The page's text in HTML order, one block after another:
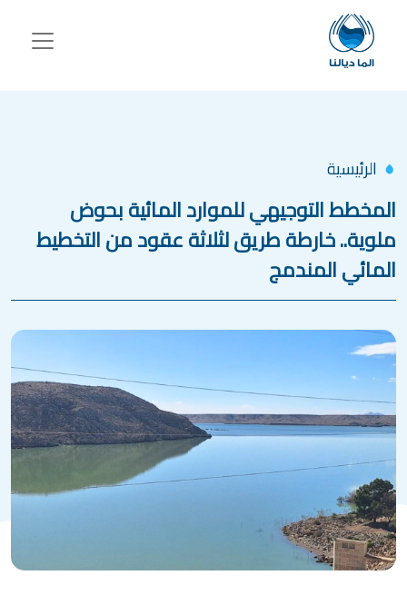
تجاوز إلى المحتوى الرئيسي
الرئيسية
المخطط التوجيهي للموارد المائية بحوض
ملوية.. خارطة طريق لثلاثة عقود من التخطيط
المائي المندمج